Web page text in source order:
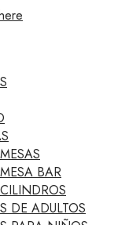
MESAS
MESA BAR
CILINDROS
DE ADULTOS